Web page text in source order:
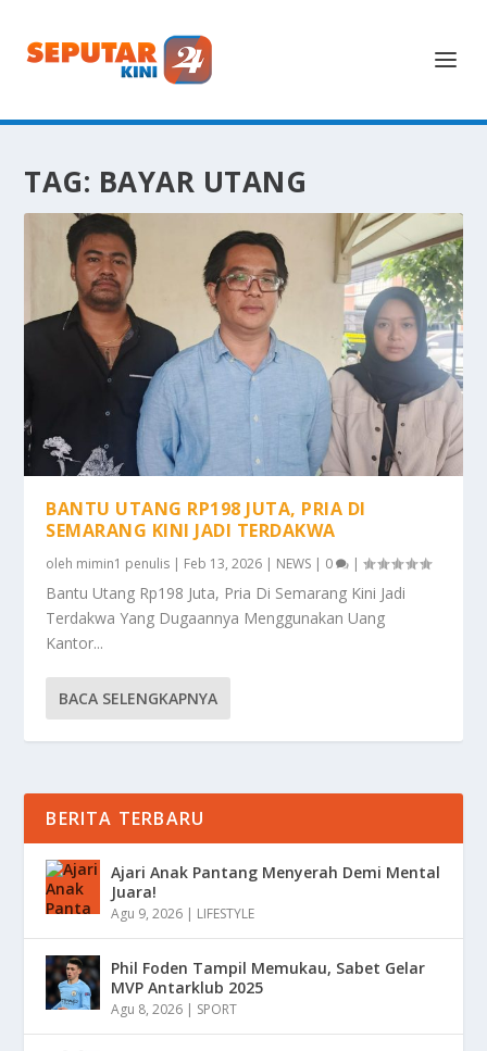
TAG: BAYAR UTANG
BANTU UTANG RP198 JUTA, PRIA DI
SEMARANG KINI JADI TERDAKWA
oleh mimin1 penulis | Feb 13, 2026 | NEWS | 0 |
Bantu Utang Rp198 Juta, Pria Di Semarang Kini Jadi
Terdakwa Yang Dugaannya Menggunakan Uang
Kantor...
BACA SELENGKAPNYA
BERITA TERBARU
Ajari Anak Pantang Menyerah Demi Mental
Juara!
Agu 9, 2026 | LIFESTYLE
Phil Foden Tampil Memukau, Sabet Gelar
MVP Antarklub 2025
Agu 8, 2026 | SPORT